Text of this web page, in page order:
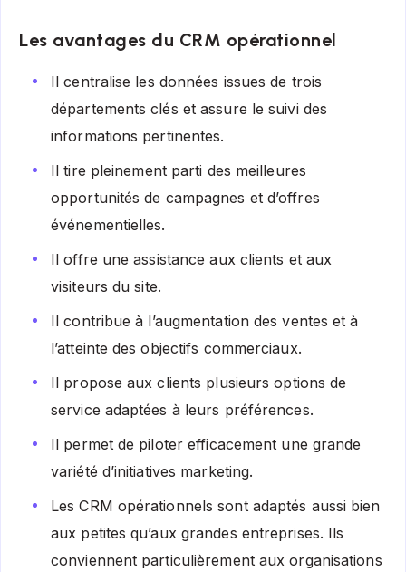
Les avantages du CRM opérationnel
Il centralise les données issues de trois
départements clés et assure le suivi des
informations pertinentes.
Il tire pleinement parti des meilleures
opportunités de campagnes et d’offres
événementielles.
Il offre une assistance aux clients et aux
visiteurs du site.
Il contribue à l’augmentation des ventes et à
l’atteinte des objectifs commerciaux.
Il propose aux clients plusieurs options de
service adaptées à leurs préférences.
Il permet de piloter efficacement une grande
variété d’initiatives marketing.
Les CRM opérationnels sont adaptés aussi bien
aux petites qu’aux grandes entreprises. Ils
conviennent particulièrement aux organisations